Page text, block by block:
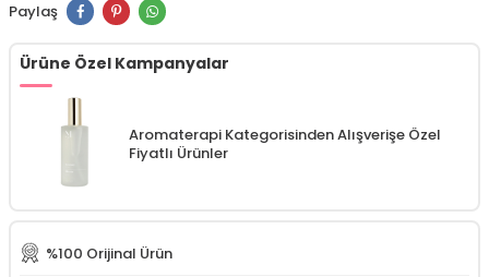
Paylaş
Ürüne Özel Kampanyalar
Aromaterapi Kategorisinden Alışverişe Özel
Fiyatlı Ürünler
%100 Orijinal Ürün